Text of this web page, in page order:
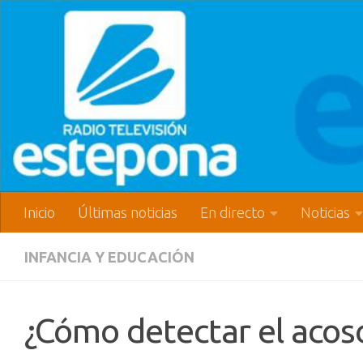
Inicio Últimas noticias En directo Noticias
INFANCIA Y EDUCACIÓN
¿Cómo detectar el